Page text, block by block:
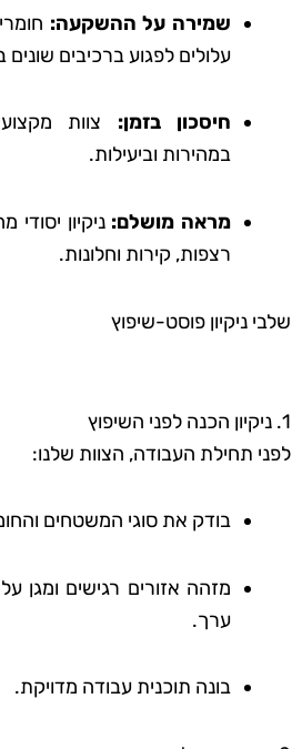
שמירה על ההשקעה:
עלולים לפגוע ברכיבים שונים
חיסכון בזמן: צוות
במהירות וביעילות.
מראה מושלם: ניקיון
רצפות, קירות וחלונות.
שלבי ניקיון פוסט-שיפוץ
1. ניקיון הכנה לפני השיפוץ
לפני תחילת העבודה, הצוות שלנו:
בודק את סוגי המשטחים
מזהה אזורים רגישים ומגן
ערך.
בונה תוכנית עבודה מדויקת.